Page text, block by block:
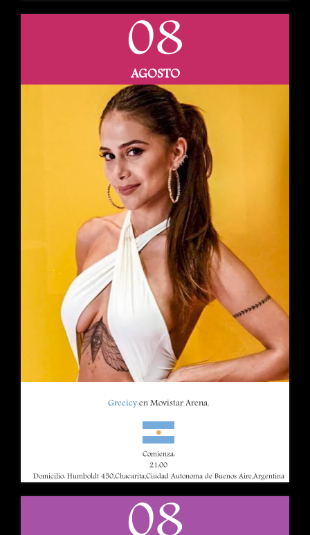
08
AGOSTO
Greeicyen Movistar Arena.
Comienza:
21:00
Domicilio: Humboldt 450,Chacarita,Ciudad Autonoma de Buenos Aire,Argentina